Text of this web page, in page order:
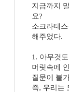
지금까지
요?
소크라테
해주었다.
1. 아무것
머릿속에
질문이 불
즉, 우리는